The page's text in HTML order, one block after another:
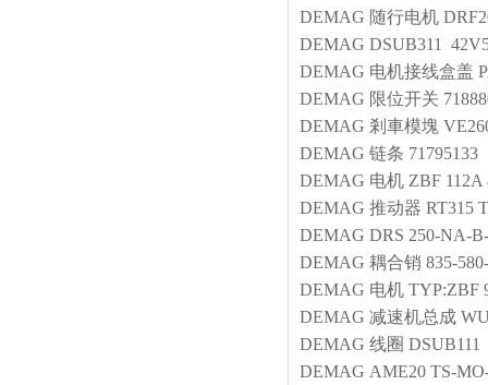
DEMAG 随行电机
DEMAG DSUB311
DEMAG 电机接线盒盖
DEMAG 限位开关
DEMAG 剎車模塊
DEMAG 链条 71795133
DEMAG 电机 ZBF 112A
DEMAG 推动器 RT315
DEMAG DRS 250-NA-
DEMAG 耦合销 835-
DEMAG 电机 TYP:ZBF
DEMAG 减速机总成
DEMAG 线圈 DSUB111
DEMAG AME20 TS-